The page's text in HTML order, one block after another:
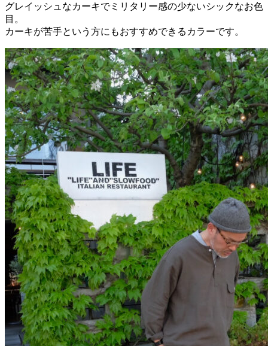
グレイッシュなカーキでミリタリー感の少ないシックなお色
目。
カーキが苦手という方にもおすすめできるカラーです。